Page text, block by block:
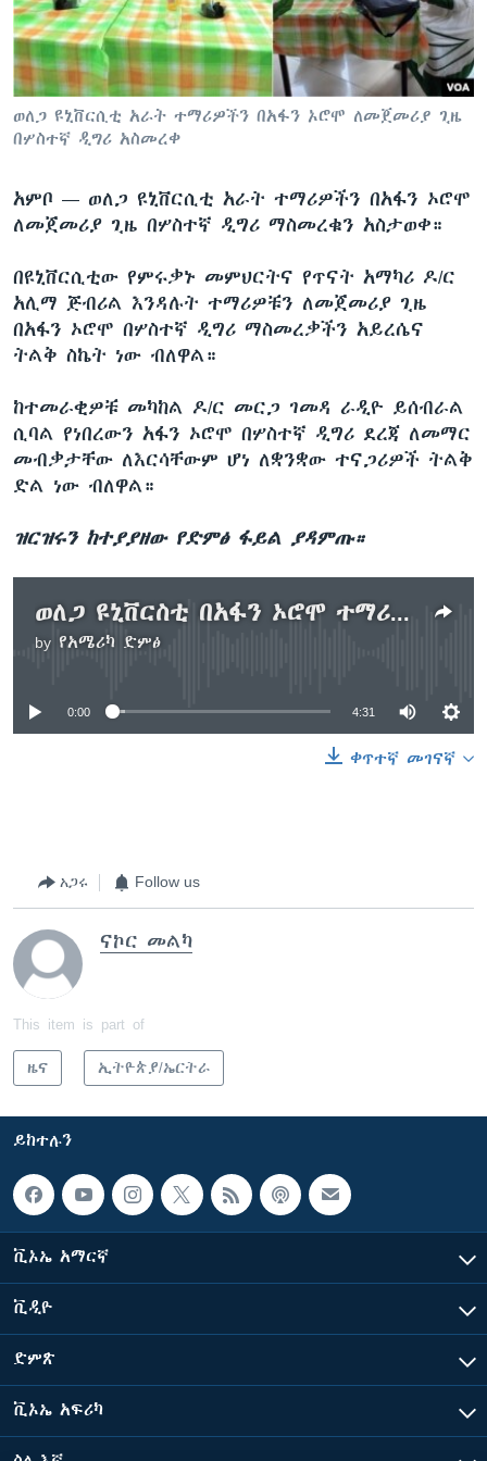
ቋንቋዎች
ወለጋ ዩኒቨርሲቲ አራት ተማሪዎችን በአፋን ኦሮሞ ለመጀመሪያ ጊዜ
በሦስተኛ ዲግሪ አስመረቀ
አምቦ — ወለጋ ዩኒቨርሲቲ አራት ተማሪዎችን በአፋን ኦሮሞ
ለመጀመሪያ ጊዜ በሦስተኛ ዲግሪ ማስመረቁን አስታወቀ።
በዩኒቨርሲቲው የምሩቃኑ መምህርትና የጥናት አማካሪ ዶ/ር
አሊማ ጅብሪል እንዳሉት ተማሪዎቹን ለመጀመሪያ ጊዜ
በአፋን ኦሮሞ በሦስተኛ ዲግሪ ማስመረቃችን አይረሴና
ትልቅ ስኬት ነው ብለዋል።
ከተመራቂዎቹ መካከል ዶ/ር መርጋ ገመዳ ራዲዮ ይሰብራል
ሲባል የነበረውን አፋን ኦሮሞ በሦስተኛ ዲግሪ ደረጃ ለመማር
መብቃታቸው ለእርሳቸውም ሆነ ለቋንቋው ተናጋሪዎች ትልቅ
ድል ነው ብለዋል።
ዝርዝሩን ከተያያዘው የድምፅ ፋይል ያዳምጡ።
ወለጋ ዩኒቨርስቲ በአፋን ኦሮሞ ተማሪዎችን አስመረቀ
by የአሜሪካ ድምፅ
No media source currently available
0:00 4:31
ቀጥተኛ መገናኛ
አጋሩ Follow us
ናኮር መልካ
This item is part of
ዜና ኢትዮጵያ/ኤርትራ
ይከተሉን
ቪኦኤ አማርኛ
ቪዲዮ
ድምጽ
ቪኦኤ አፍሪካ